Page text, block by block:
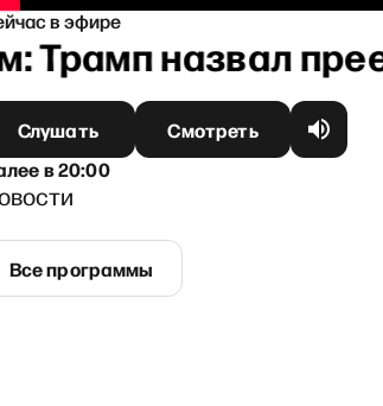
в эфире
назвал
Слушать
Смотреть
в20:00
Все программы